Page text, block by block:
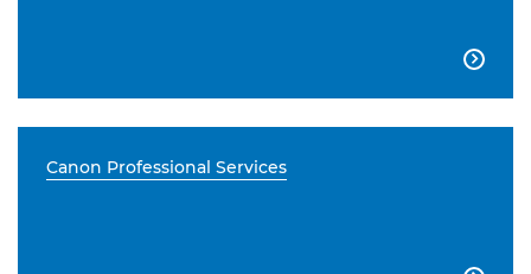

Canon Professional Services